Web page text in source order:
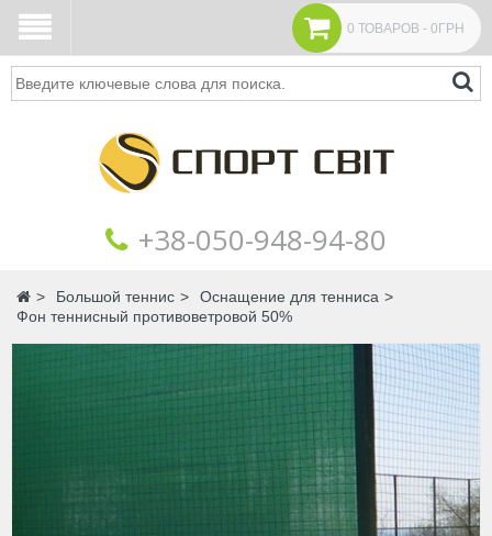
0 ТОВАРОВ - 0ГРН
Поиск
+38‎‎-050-948-94-80
Главная
Большой теннис
Оснащение для тенниса
Фон теннисный противоветровой 50%